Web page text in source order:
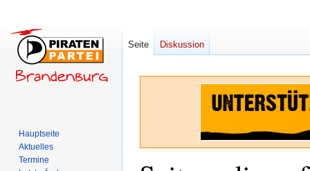
Seite Diskussion
Hauptseite
Aktuelles
Termine